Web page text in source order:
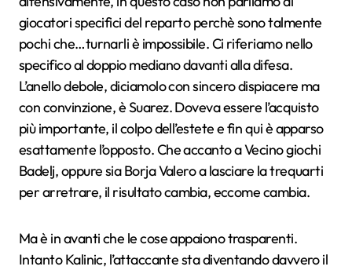
giocatori specifici del reparto perchè sono talmente
pochi che…turnarli è impossibile. Ci riferiamo nello
specifico al doppio mediano davanti alla difesa.
L’anello debole, diciamolo con sincero dispiacere ma
con convinzione, è Suarez. Doveva essere l’acquisto
più importante, il colpo dell’estete e fin qui è apparso
esattamente l’opposto. Che accanto a Vecino giochi
Badelj, oppure sia Borja Valero a lasciare la trequarti
per arretrare, il risultato cambia, eccome cambia.
Ma è in avanti che le cose appaiono trasparenti.
Intanto Kalinic, l’attaccante sta diventando davvero il